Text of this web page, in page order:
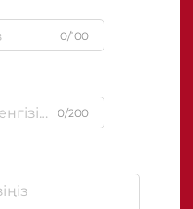
0/100
0/200